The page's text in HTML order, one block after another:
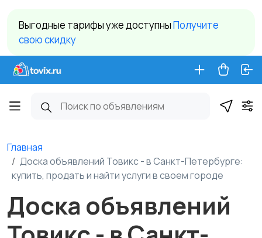
Выгодные тарифы уже доступныПолучите
свою скидку
Главная
Доска объявлений Товикс - в Санкт-Петербурге:
купить, продать и найти услуги в своем городе
Доска объявлений